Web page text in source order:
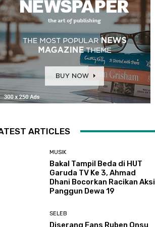
ARTICLES
MUSIK
Bakal Tampil Beda di HUT
Garuda TV Ke 3, Ahmad
Dhani Bocorkan Racikan Aksi
Panggun Dewa 19
SELEB
Diserang Fans Ruben Onsu